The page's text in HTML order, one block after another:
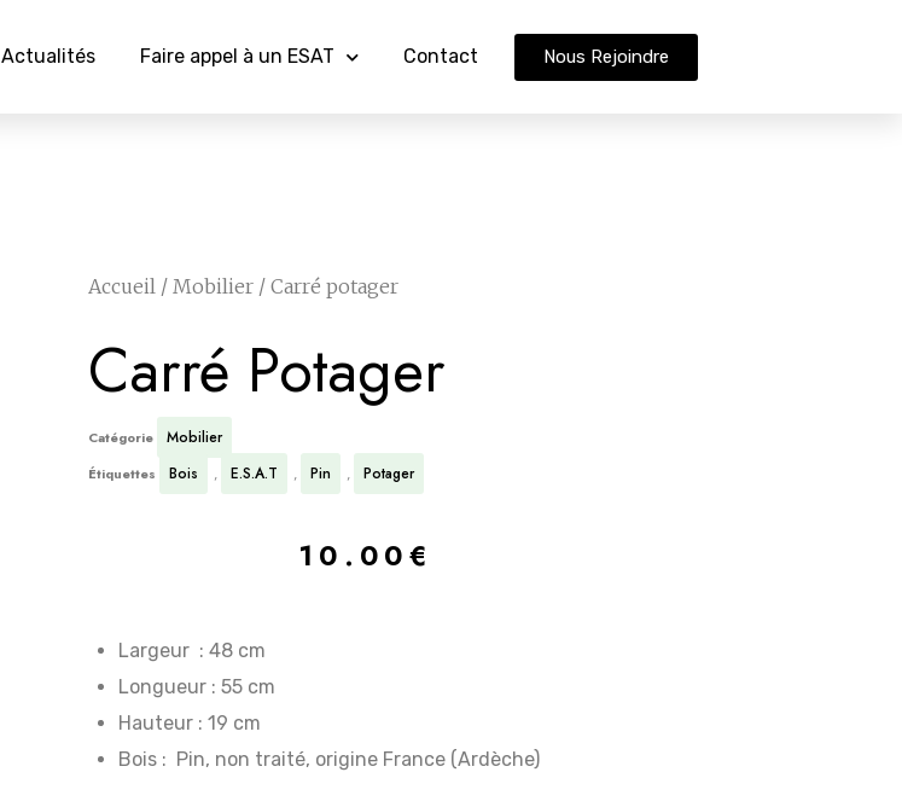
Actualités Faire appel à un ESAT Contact Nous Rejoindre
Accueil / Mobilier / Carré potager
Carré Potager
Catégorie Mobilier
Étiquettes Bois , E.S.A.T , Pin , Potager
10.00€
Largeur : 48 cm
Longueur : 55 cm
Hauteur : 19 cm
Bois : Pin, non traité, origine France (Ardèche)